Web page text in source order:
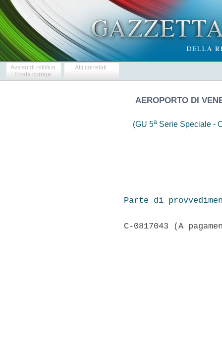
Avviso di rettifica
Errata corrige
Atti correlati
AEROPORTO DI
(GU 5a Serie Speciale -
Parte di